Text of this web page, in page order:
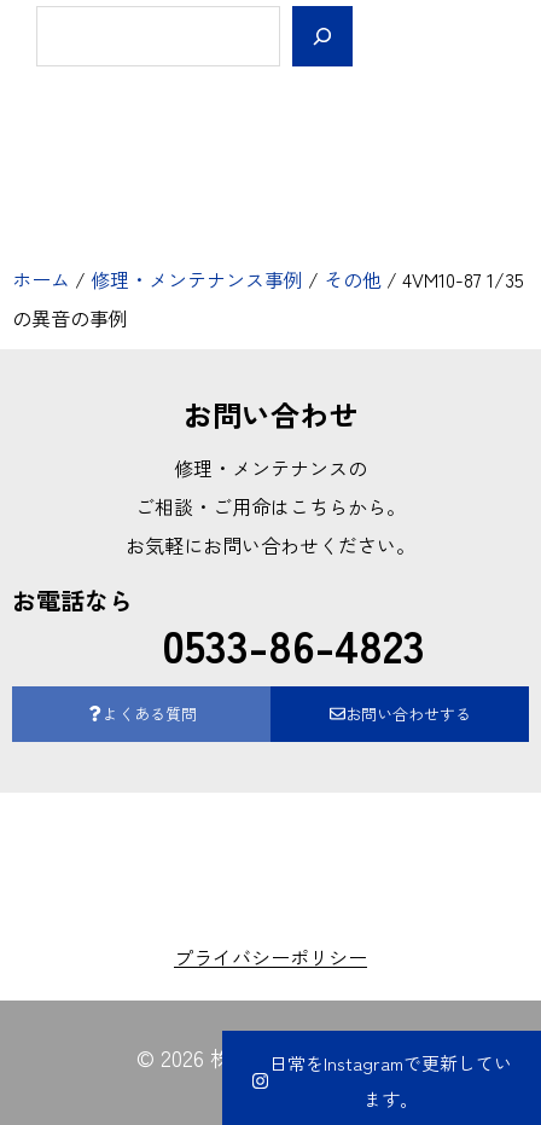
日常をInstagramで更新してい
ます。
ホーム / 修理・メンテナンス事例 / その他 / 4VM10-87 1/35
の異音の事例
お問い合わせ
修理・メンテナンスの
ご相談・ご用命はこちらから。
お気軽にお問い合わせください。
お電話なら
0533-86-4823
よくある質問 お問い合わせする
プライバシーポリシー
© 2026 株式会社夏目電業所